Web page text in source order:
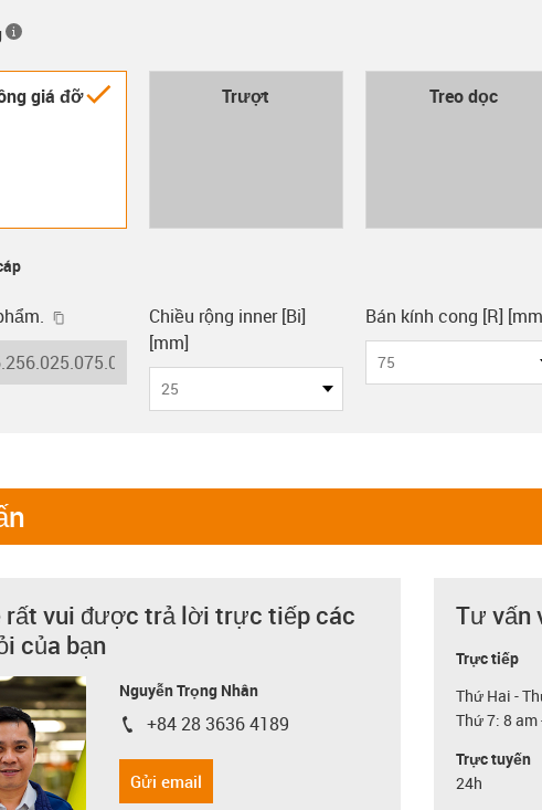
igus-icon-check
giá đỡ Trượt Treo dọc
igus-icon-copy-clipboard
lieferzeit
Chiều rộng inner [Bi]
[mm]
25
Bán kính cong [R]
75
rất vui được trả lời trực tiếp các
của bạn
Nguyễn Trọng Nhân
igus-icon-phone
+84 28 3636 4189
Gửi email
Tư vấn
Trực tiếp
Thứ Hai -
Thứ 7: 8 am
Trực tuyến
24h